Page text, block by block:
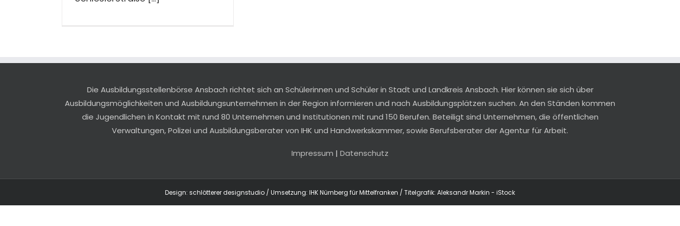
Die Ausbildungsstellenbörse Ansbach richtet sich an Schülerinnen und Schüler in Stadt und Landkreis Ansbach. Hier können sie sich über
Ausbildungsmöglichkeiten und Ausbildungsunternehmen in der Region informieren und nach Ausbildungsplätzen suchen. An den Ständen kommen
die Jugendlichen in Kontakt mit rund 80 Unternehmen und Institutionen mit rund 150 Berufen. Beteiligt sind Unternehmen, die öffentlichen
Verwaltungen, Polizei und Ausbildungsberater von IHK und Handwerkskammer, sowie Berufsberater der Agentur für Arbeit.
Impressum | Datenschutz
Design: schlötterer designstudio / Umsetzung: IHK Nürnberg für Mittelfranken / Titelgrafik: Aleksandr Markin - iStock